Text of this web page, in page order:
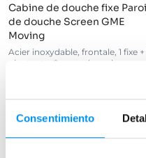
Consentimiento
Cabine de douche fixe Paroi
de douche Screen GME
Moving
Acier inoxydable, frontale, 1 fixe +
pivotante, 8 mm + bras de
›